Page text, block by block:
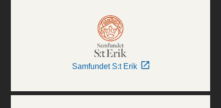
Samfundet S:t Erik